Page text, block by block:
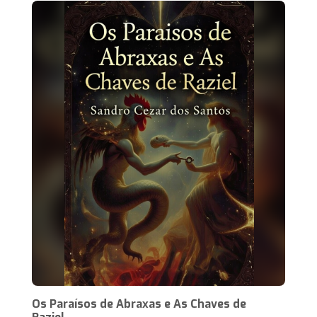
Os Paraísos de Abraxas e As Chaves de